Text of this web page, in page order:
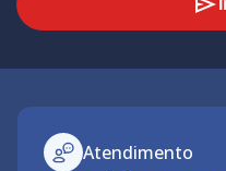
Atendimento